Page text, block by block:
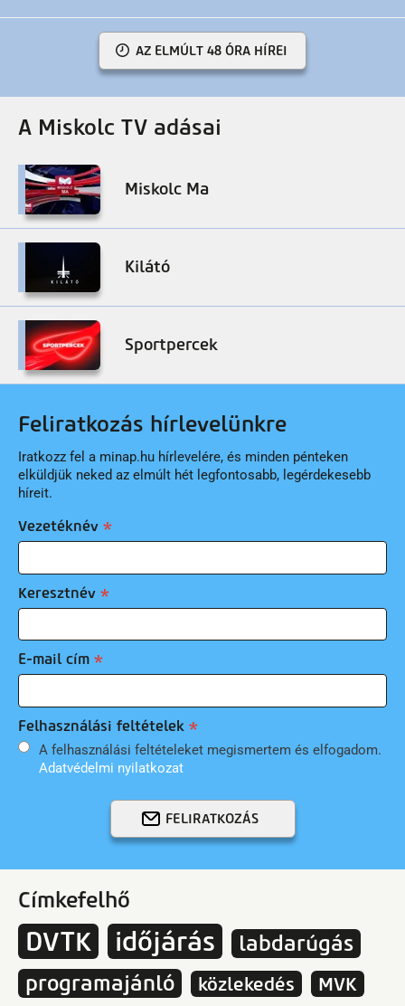
AZ ELMÚLT 48 ÓRA HÍREI
A Miskolc TV adásai
Miskolc Ma
Kilátó
Sportpercek
Feliratkozás hírlevelünkre
Iratkozz fel a minap.hu hírlevelére, és minden pénteken
elküldjük neked az elmúlt hét legfontosabb, legérdekesebb
híreit.
Vezetéknév
Keresztnév
E-mail cím
Felhasználási feltételek
A felhasználási feltételeket megismertem és elfogadom.
Adatvédelmi nyilatkozat
FELIRATKOZÁS
Címkefelhő
DVTK időjárás
labdarúgás
programajánló
közlekedés MVK